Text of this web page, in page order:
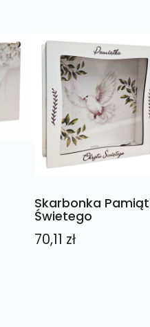
Skarbonka
Świetego
70,11 zł